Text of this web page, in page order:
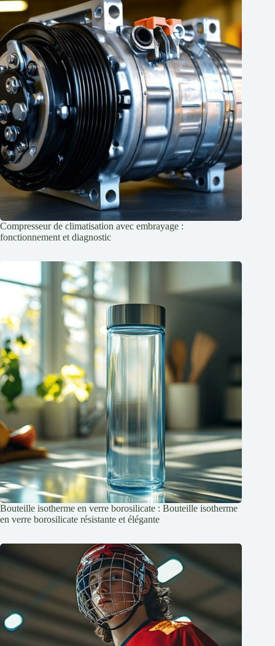
Compresseur de climatisation avec embrayage :
fonctionnement et diagnostic
Bouteille isotherme en verre borosilicate : Bouteille isotherme
en verre borosilicate résistante et élégante